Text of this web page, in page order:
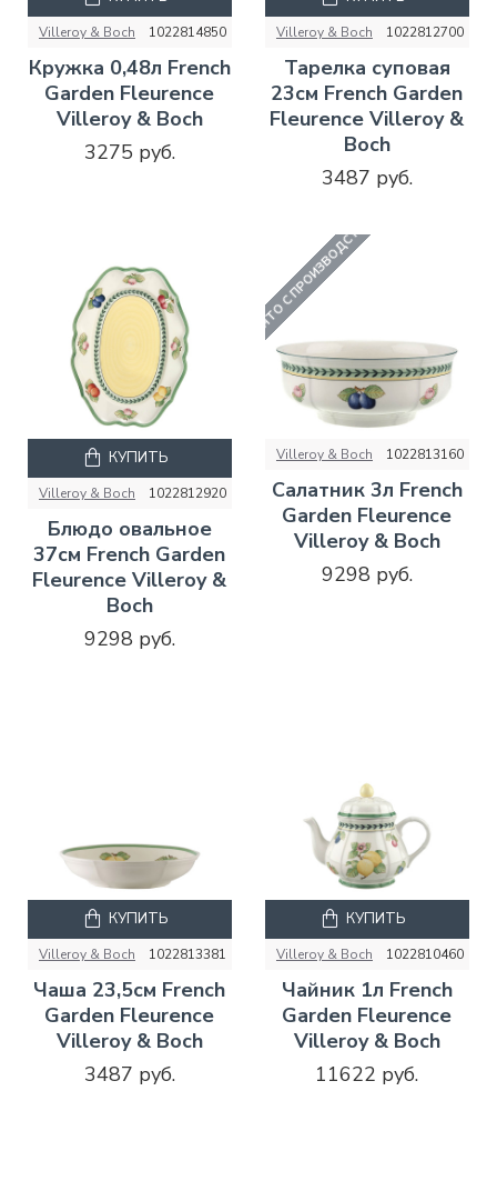
Villeroy & Boch 1022814850
Кружка 0,48л French
Garden Fleurence
Villeroy & Boch
3275 руб.
Villeroy & Boch 1022812700
Тарелка суповая
23см French Garden
Fleurence Villeroy &
Boch
3487 руб.
Villeroy & Boch 1022812920
Блюдо овальное
37см French Garden
Fleurence Villeroy &
Boch
9298 руб.
КУПИТЬ
СНЯТО С ПРОИЗВОДСТВА
Villeroy & Boch 1022813160
Салатник 3л French
Garden Fleurence
Villeroy & Boch
9298 руб.
Villeroy & Boch 1022813381
Чаша 23,5см French
Garden Fleurence
Villeroy & Boch
3487 руб.
КУПИТЬ
Villeroy & Boch 1022810460
Чайник 1л French
Garden Fleurence
Villeroy & Boch
11622 руб.
КУПИТЬ